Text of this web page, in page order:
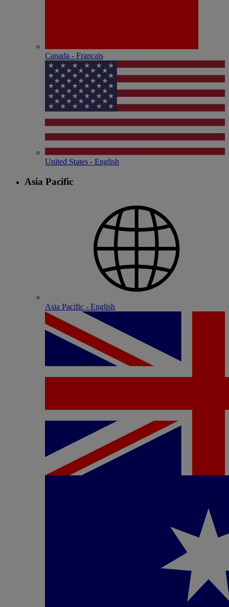
Canada - Français
United States - English
Asia Pacific
Asia Pacific - English